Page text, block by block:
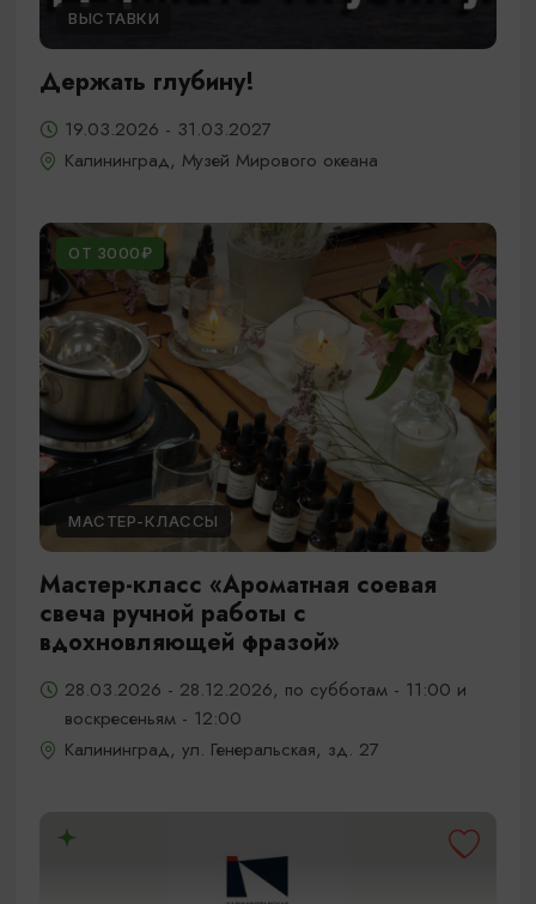
ВЫСТАВКИ
Держать глубину!
19.03.2026 - 31.03.2027
Калининград, Музей Мирового океана
ОТ 3000₽
МАСТЕР-КЛАССЫ
Мастер-класс «Ароматная соевая
свеча ручной работы с
вдохновляющей фразой»
28.03.2026 - 28.12.2026, по субботам - 11:00 и
воскресеньям - 12:00
Калининград, ул. Генеральская, зд. 27